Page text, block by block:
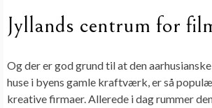
Jyllands centrum for
Og der er god grund til at den
huse i byens gamle kraftværk, er så
kreative firmaer. Allerede i dag rummer